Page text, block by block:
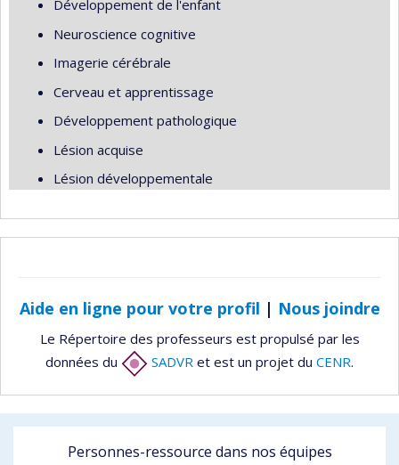
Développement de l'enfant
Neuroscience cognitive
Imagerie cérébrale
Cerveau et apprentissage
Développement pathologique
Lésion acquise
Lésion développementale
Aide en ligne pour votre profil | Nous joindre
Le Répertoire des professeurs est propulsé par les
données du
SADVR et est un projet du CENR.
Personnes-ressource dans nos équipes